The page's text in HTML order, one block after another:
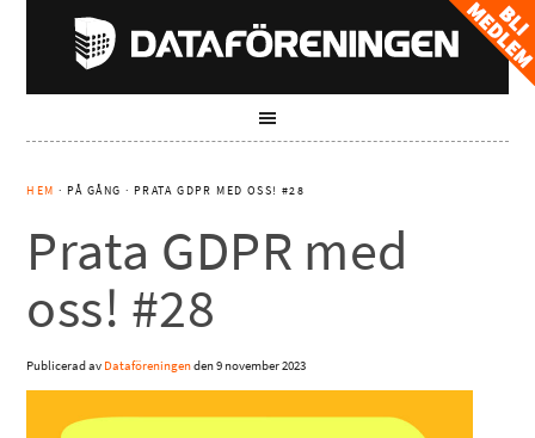
HEM · PÅ GÅNG · PRATA GDPR MED OSS! #28
Prata GDPR med
oss! #28
Publicerad av Dataföreningenden9 november 2023